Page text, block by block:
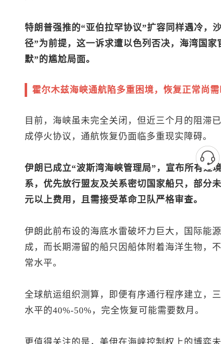
特朗普强推的“亚伯拉罕协议”扩容同样遇冷，
径”为前提，这一诉求遭以色列否决，海湾国
默”的尴尬局面。
霍尔木兹海峡通航陷多重困境，恢复正常尚
目前，海峡虽未完全关闭，但近三个月的阻滞
成停火协议，通航恢复仍面临多重现实障碍。
伊朗已成立“波斯湾海峡管理局”，宣布所有过
系，优先放行盟友及关系密切国家船只，部分
元以上费用，且需接受革命卫队严格审查。
伊朗此前布设的海底水雷破坏力巨大，国际能
成，而长期滞留的船只因船体附着海洋生物，
常水平。
全球航运组织测算，即便有序通行程序建立，
水平的40%-50%，完全恢复可能需要数月。
更值得关注的是，美伊在海峡控制权上的博弈